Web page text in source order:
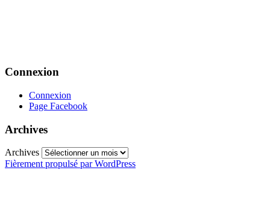
Connexion
Connexion
Page Facebook
Archives
Archives
Fièrement propulsé par WordPress